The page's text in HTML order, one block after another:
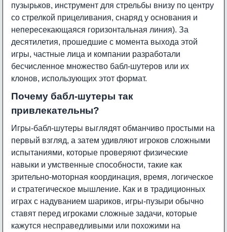
пузырьков, инструмент для стрельбы внизу по центру
со стрелкой прицеливания, снаряд у основания и
непересекающаяся горизонтальная линия). За
десятилетия, прошедшие с момента выхода этой
игры, частные лица и компании разработали
бесчисленное множество бабл-шутеров или их
клонов, использующих этот формат.
Почему бабл-шутеры так
привлекательны?
Игры-бабл-шутеры выглядят обманчиво простыми на
первый взгляд, а затем удивляют игроков сложными
испытаниями, которые проверяют физические
навыки и умственные способности, такие как
зрительно-моторная координация, время, логическое
и стратегическое мышление. Как и в традиционных
играх с надуванием шариков, игры-пузыри обычно
ставят перед игроками сложные задачи, которые
кажутся несправедливыми или похожими на